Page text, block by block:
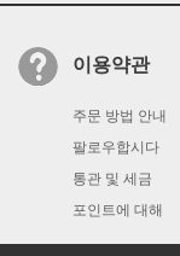
이용약관
주문 방법 안내
팔로우합시다
통관 및 세금
포인트에 대해